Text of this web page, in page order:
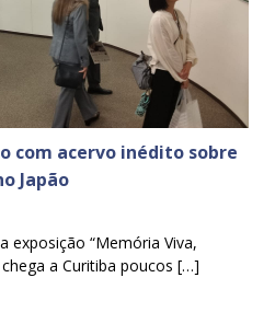
com acervo inédito sobre
Japão
exposição “Memória Viva,
a Curitiba poucos […]